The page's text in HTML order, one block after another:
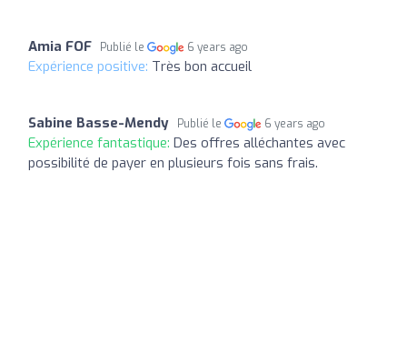
Amia FOF Publié le 6 years ago
Expérience positive: Très bon accueil
Sabine Basse-Mendy Publié le 6 years ago
Expérience fantastique: Des offres alléchantes avec
possibilité de payer en plusieurs fois sans frais.